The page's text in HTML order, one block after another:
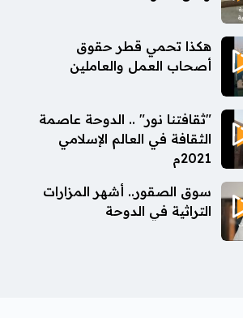
هكذا تحمي قطر حقوق
أصحاب العمل والعاملين
"ثقافتنا نور" .. الدوحة عاصمة
الثقافة في العالم الإسلامي
2021م
سوق الصقور.. أشهر المزارات
التراثية في الدوحة